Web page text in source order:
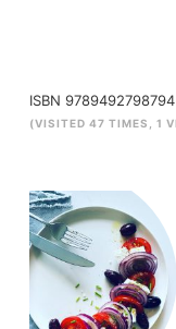
ISBN
(VISITED 47 TIMES, 1